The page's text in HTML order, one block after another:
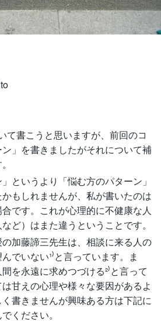
て書こうと思いますが、前回のコ
」を書きましたがそれについて補
というより「悩む方のパターン」
もしれませんが、私が書いたのは
です。これが心理的に不健康な人
ど）はまた違うということです。
加藤諦三先生は、相談に来る人の
でいない¹⁾と言っています。ま
を永遠に求めつづける²⁾と言って
甘えの心理や様々な要因があるよ
書きませんが興味ある方は下記に
ください。